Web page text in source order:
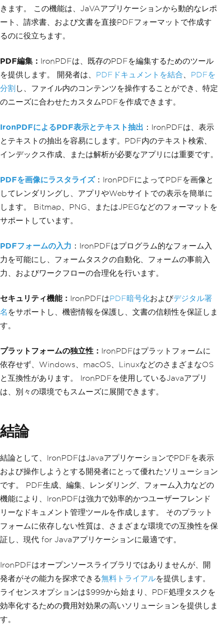
きます。 この機能は、JaVAアプリケーションから動的なレポ
ート、請求書、および文書を直接PDFフォーマットで作成す
るのに役立ちます。
PDF編集： IronPDFは、既存のPDFを編集するためのツール
を提供します。 開発者は、 PDFドキュメントを結合
PDFを
分割 し、ファイル内のコンテンツを操作することができ、特定
のニーズに合わせたカスタムPDFを作成できます。
IronPDFによるPDF表示とテキスト抽出 ：IronPDFは、表示
とテキストの抽出を容易にします。PDF内のテキスト検索、
インデックス作成、または解析が必要なアプリには重要です。
PDFを画像にラスタライズ：IronPDFによってPDFを画像と
してレンダリングし、アプリやWebサイトでの表示を簡単に
します。 Bitmap、PNG、またはJPEGなどのフォーマットを
サポートしています。
PDFフォームの入力 ：IronPDFはプログラム的なフォーム入
力を可能にし、フォームタスクの自動化、フォームの事前入
力、およびワークフローの合理化を行います。
セキュリティ機能： IronPDFはPDF暗号化およびデジタル署
名 をサポートし、機密情報を保護し、文書の信頼性を保証しま
す。
プラットフォームの独立性： IronPDFはプラットフォームに
依存せず、Windows、macOS、LinuxなどのさまざまなOS
と互換性があります。 IronPDFを使用しているJavaアプリ
は、別々の環境でもスムーズに展開できます。
結論
結論として、IronPDFはJavaアプリケーションでPDFを表示
および操作しようとする開発者にとって優れたソリューション
です。 PDF生成、編集、レンダリング、フォーム入力などの
機能により、IronPDFは強力で効率的かつユーザーフレンド
リーなドキュメント管理ツールを作成します。 そのプラット
フォームに依存しない性質は、さまざまな環境での互換性を保
証し、現代 for Javaアプリケーションに最適です。
IronPDFはオープンソースライブラリではありませんが、開
発者がその能力を探求できる無料トライアルを提供します。
ライセンスオプションは$999から始まり、PDF処理タスクを
効率化するための費用対効果の高いソリューションを提供しま
す。